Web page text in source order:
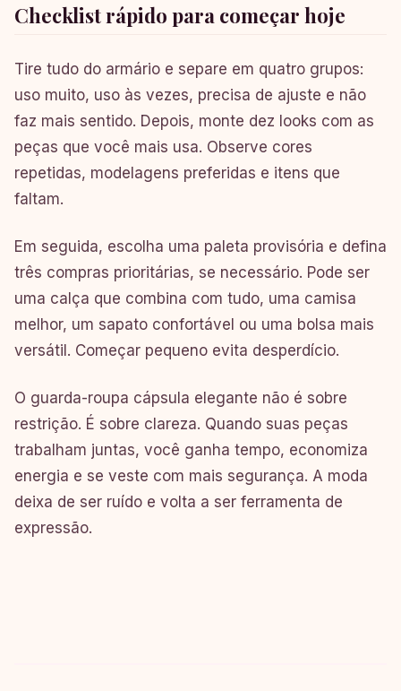
Checklist rápido para começar hoje
Tire tudo do armário e separe em quatro grupos:
uso muito, uso às vezes, precisa de ajuste e não
faz mais sentido. Depois, monte dez looks com as
peças que você mais usa. Observe cores
repetidas, modelagens preferidas e itens que
faltam.
Em seguida, escolha uma paleta provisória e defina
três compras prioritárias, se necessário. Pode ser
uma calça que combina com tudo, uma camisa
melhor, um sapato confortável ou uma bolsa mais
versátil. Começar pequeno evita desperdício.
O guarda-roupa cápsula elegante não é sobre
restrição. É sobre clareza. Quando suas peças
trabalham juntas, você ganha tempo, economiza
energia e se veste com mais segurança. A moda
deixa de ser ruído e volta a ser ferramenta de
expressão.